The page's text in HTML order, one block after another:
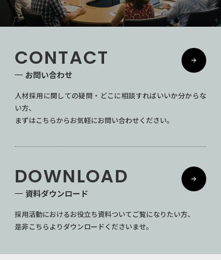
CONTACT
お問い合わせ
人材採用に関しての疑問・どこに相談すればいいか分からな
い方、
まずはこちらからお気軽にお問い合わせください。
DOWNLOAD
資料ダウンロード
採用活動におけるお役立ち資料ついてご覧になりたい方、
是非こちらよりダウンロードくださいませ。